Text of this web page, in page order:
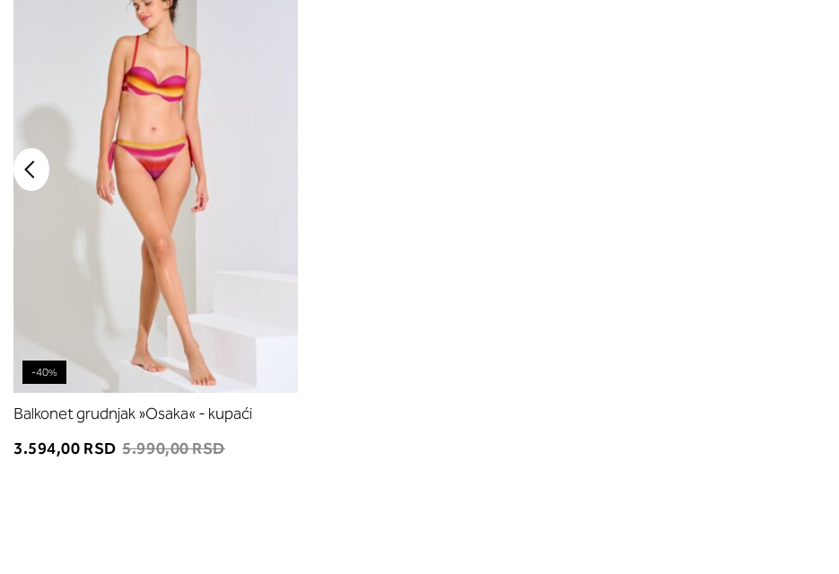
-40%
Balkonet grudnjak »Osaka« - kupaći
3.594,00 RSD 5.990,00 RSD